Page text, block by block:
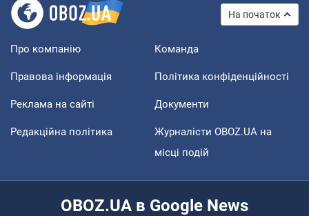
На початок
Про компанію Команда
Правова інформація Політика конфіденційності
Реклама на сайті Документи
Редакційна політика
Журналісти OBOZ.UA на
місці подій
OBOZ.UA в Google News